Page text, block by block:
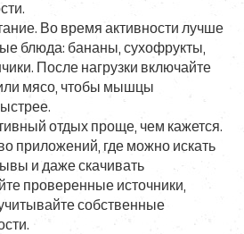
Во время активности лучше
блюда: бананы, сухофрукты,
После нагрузки включайте
мясо, чтобы мышцы
отдых проще, чем кажется.
приложений, где можно искать
и даже скачивать
проверенные источники,
собственные